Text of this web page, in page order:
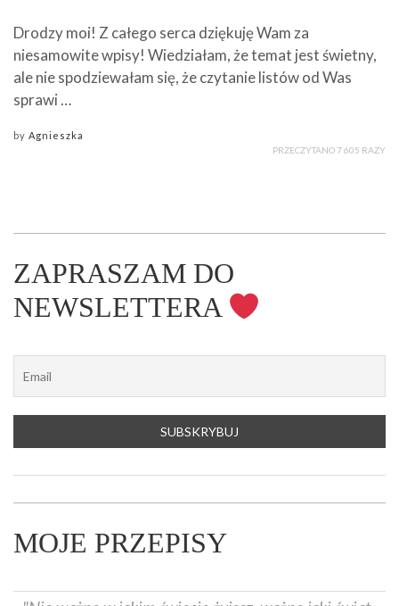
Drodzy moi! Z całego serca dziękuję Wam za
niesamowite wpisy! Wiedziałam, że temat jest świetny,
ale nie spodziewałam się, że czytanie listów od Was
sprawi …
by Agnieszka
PRZECZYTANO 7 605 RAZY
ZAPRASZAM DO
NEWSLETTERA
MOJE PRZEPISY